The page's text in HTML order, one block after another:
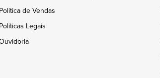
Política de Vendas
Políticas Legais